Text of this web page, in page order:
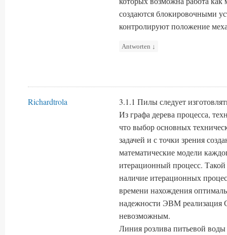
создаются блокировочными
контролируют положение
Antworten ↓
Richardtrola
3.1.1 Пилы следует
Из графа дерева процесса,
что выбор основных
задачей и с точки зрения
математические модели
итерационный процесс. Такой
наличие итерационных
времени нахождения
надежности ЭВМ реализация
невозможным.
Линия розлива питьевой